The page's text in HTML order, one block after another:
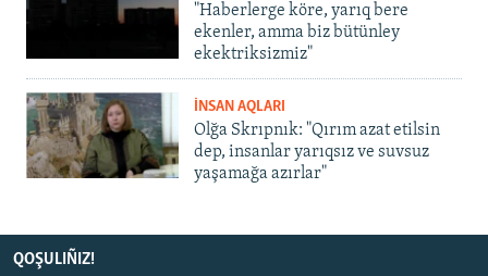
"Haberlerge köre, yarıq bere
ekenler, amma biz bütünley
ekektriksizmiz"
İNSAN AQLARI
Olğa Skrıpnık: "Qırım azat etilsin
dep, insanlar yarıqsız ve suvsuz
yaşamağa azırlar"
QOŞULIÑIZ!